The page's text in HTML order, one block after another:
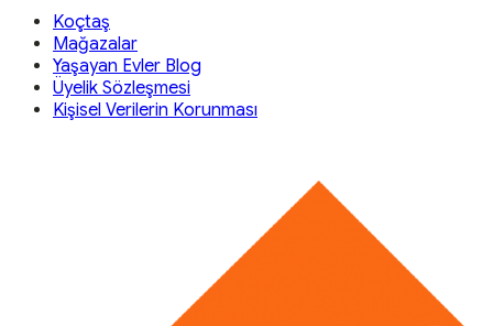
Koçtaş
Mağazalar
Yaşayan Evler Blog
Üyelik Sözleşmesi
Kişisel Verilerin Korunması